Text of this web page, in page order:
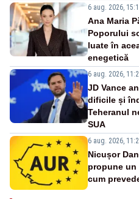
6 aug. 2026,
Ana Maria
Poporului
luate în
enegetică
6 aug. 2026,
JD Vance
dificile și
Teheranul
SUA
6 aug. 2026,
Nicușor
propune un
cum